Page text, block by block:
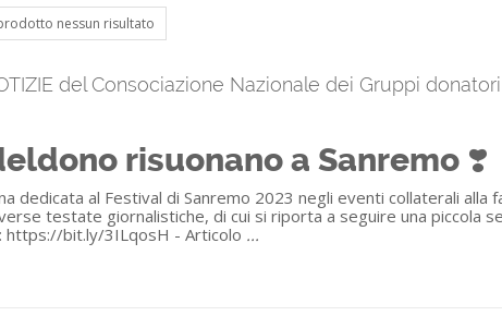
nessun risultato
del Consociazione Nazionale dei Gruppi
risuonano a Sanremo ❣️
dedicata al Festival di Sanremo 2023 negli eventi collaterali
testate giornalistiche, di cui si riporta a seguire una piccola
https://bit.ly/3ILqosH - Articolo ...